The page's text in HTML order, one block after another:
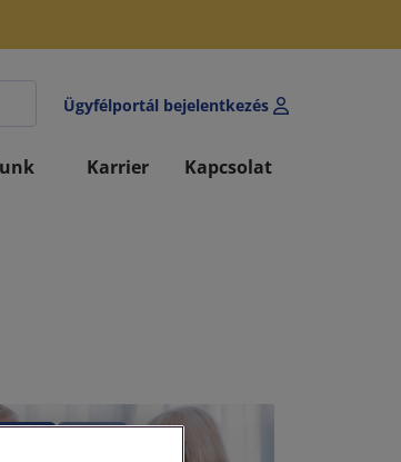
Ügyfélportál bejelentkezés
Karrier Kapcsolat